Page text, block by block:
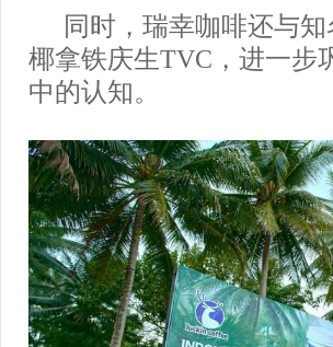
同时，瑞幸咖啡还与
椰拿铁庆生TVC，进一步
中的认知。